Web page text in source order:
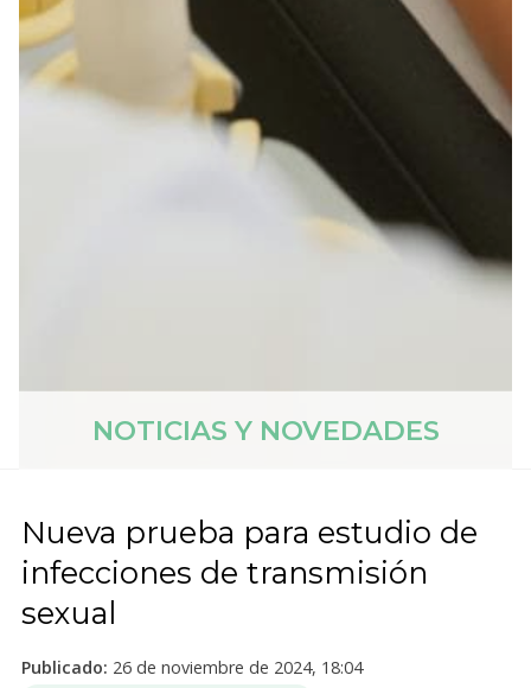
NOTICIAS Y NOVEDADES
Nueva prueba para estudio de
infecciones de transmisión
sexual
Publicado: 26 de noviembre de 2024, 18:04